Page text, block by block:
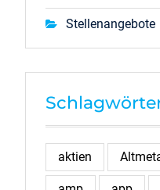
Stellenangebote
aktien